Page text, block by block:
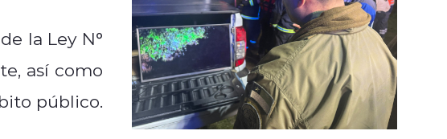
la Ley N°
así como
público.